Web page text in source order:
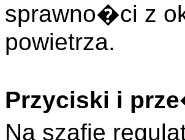
sprawno�ci z
powietrza.
Przyciski i
Na szafie